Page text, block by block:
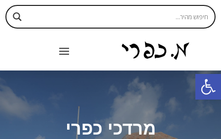
פתח סרגל נגישות
מרדכי כפרי